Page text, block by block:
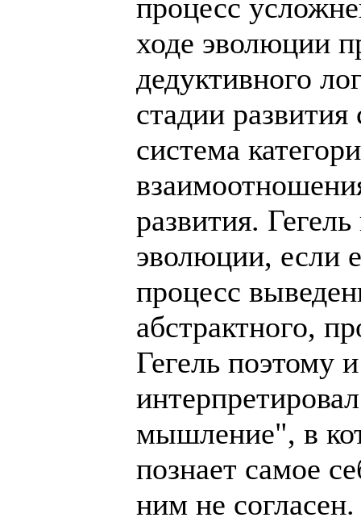
процесс
ходе эволюции
дедуктивного
стадии развития
система
развития.
эволюции, если
процесс
абстрактного,
Гегель поэтому
мышление", в
познает самое
ним не